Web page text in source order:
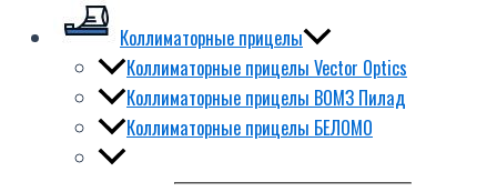
Коллиматорные прицелы
Коллиматорные прицелы Vector Optics
Коллиматорные прицелы ВОМЗ Пилад
Коллиматорные прицелы БЕЛОМО